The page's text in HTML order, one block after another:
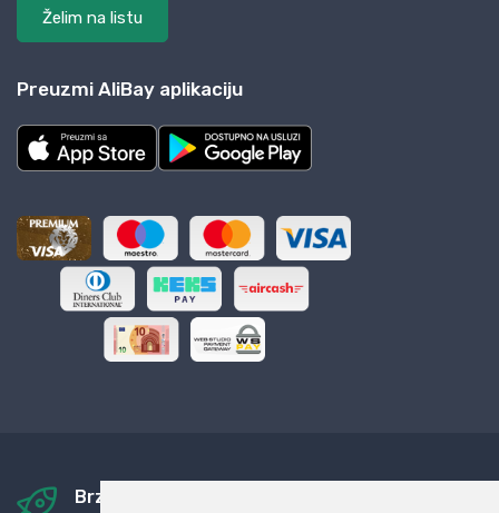
Želim na listu
Preuzmi AliBay aplikaciju
Brza i sigurna dostava